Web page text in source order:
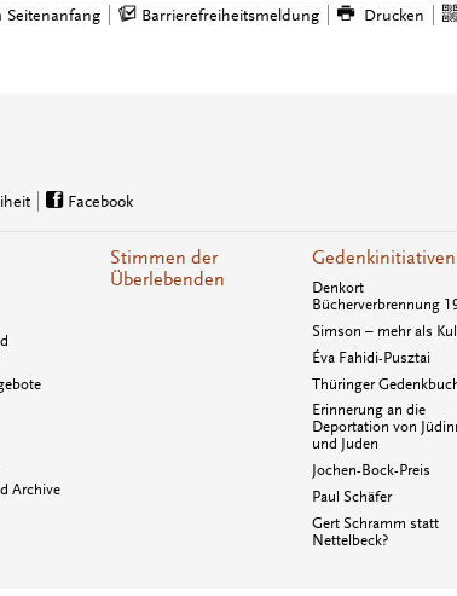
Seitenanfang Barrierefreiheitsmeldung Drucken
Facebook
Archive
Stimmen der
Überlebenden
Gedenkinitiativen
Denkort
Bücherverbrennung
Simson – mehr als
Éva Fahidi-Pusztai
Thüringer
Erinnerung an die
Deportation von
und Juden
Jochen-Bock-Preis
Paul Schäfer
Gert Schramm statt
Nettelbeck?